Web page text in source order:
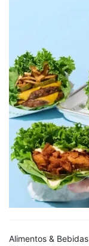
Alimentos & Bebidas